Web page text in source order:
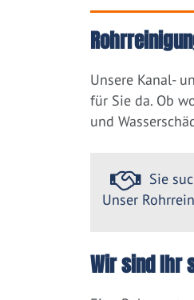
Unsere Kanal-
für Sie da. Ob
und
Sie
Unser
Wir sind Ihr